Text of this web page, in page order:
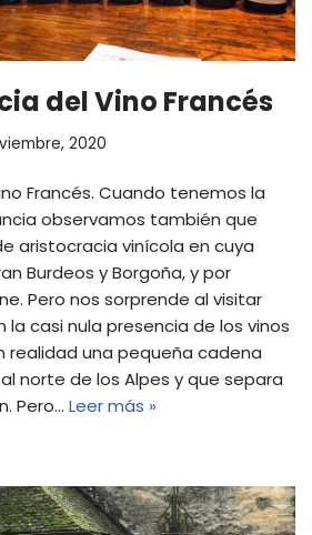
del Vino Francés
2020
Francés. Cuando tenemos la
observamos también que
aristocracia vinícola en cuya
Burdeos y Borgoña, y por
Pero nos sorprende al visitar
la casi nula presencia de los vinos
realidad una pequeña cadena
norte de los Alpes y que separa
Pero… Leer más »